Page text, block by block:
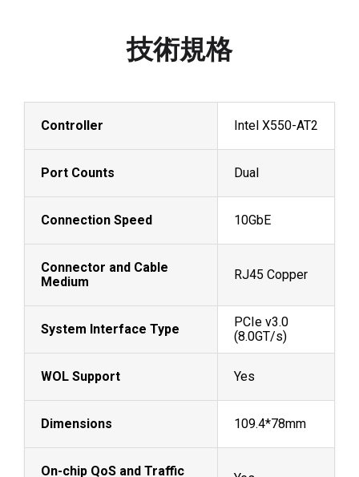
技術規格
Controller Intel X550-AT2
Port Counts Dual
Connection Speed 10GbE
Connector and Cable
Medium
RJ45 Copper
System Interface Type
PCIe v3.0
(8.0GT/s)
WOL Support Yes
Dimensions 109.4*78mm
On-chip QoS and Traffic